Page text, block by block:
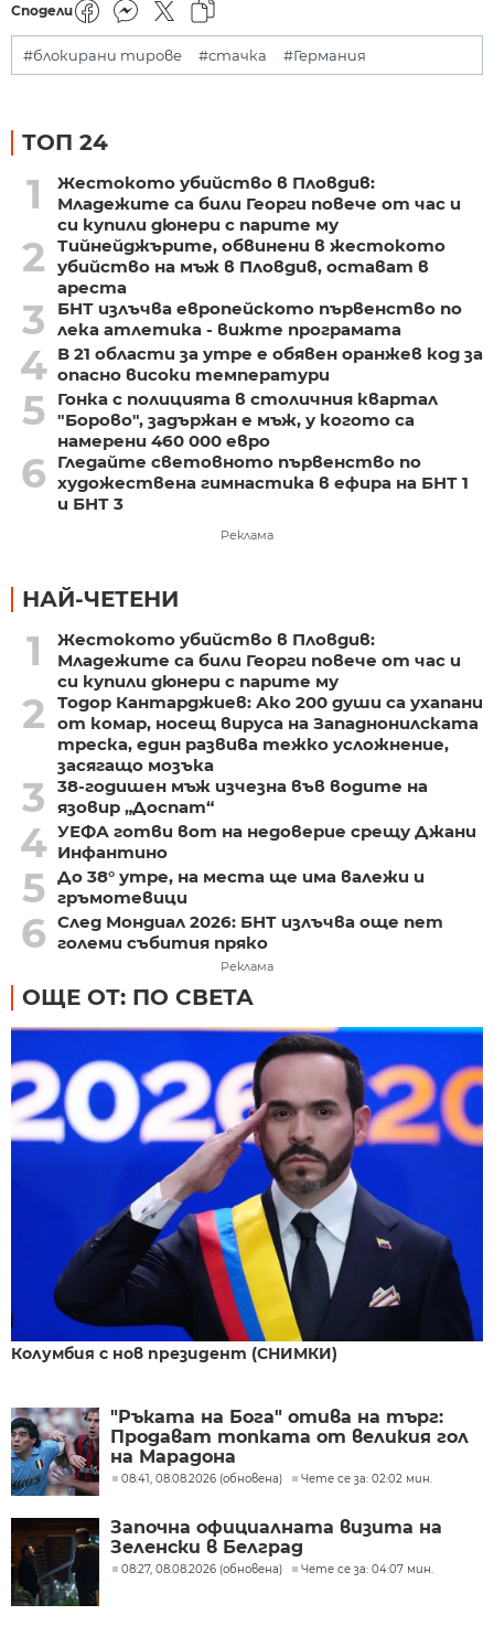
Сподели
#блокирани тирове #стачка #Германия
ТОП 24
1
Жестокото убийство в Пловдив:
Младежите са били Георги повече от час и
си купили дюнери с парите му
2
Тийнейджърите, обвинени в жестокото
убийство на мъж в Пловдив, остават в
ареста
3
БНТ излъчва европейското първенство по
лека атлетика - вижте програмата
4 В 21 области за утре е обявен оранжев код за
опасно високи температури
5
Гонка с полицията в столичния квартал
"Борово", задържан е мъж, у когото са
намерени 460 000 евро
6
Гледайте световното първенство по
художествена гимнастика в ефира на БНТ 1
и БНТ 3
Реклама
НАЙ-ЧЕТЕНИ
1
Жестокото убийство в Пловдив:
Младежите са били Георги повече от час и
си купили дюнери с парите му
2
Тодор Кантарджиев: Ако 200 души са ухапани
от комар, носещ вируса на Западнонилската
треска, един развива тежко усложнение,
засягащо мозъка
3
38-годишен мъж изчезна във водите на
язовир „Доспат“
4 УЕФА готви вот на недоверие срещу Джани
Инфантино
5 До 38° утре, на места ще има валежи и
гръмотевици
6 След Мондиал 2026: БНТ излъчва още пет
големи събития пряко
Реклама
ОЩЕ ОТ: ПО СВЕТА
Колумбия с нов президент (СНИМКИ)
"Ръката на Бога" отива на търг:
Продават топката от великия гол
на Марадона
08:41, 08.08.2026 (обновена) Чете се за: 02:02 мин.
Започна официалната визита на
Зеленски в Белград
08:27, 08.08.2026 (обновена) Чете се за: 04:07 мин.